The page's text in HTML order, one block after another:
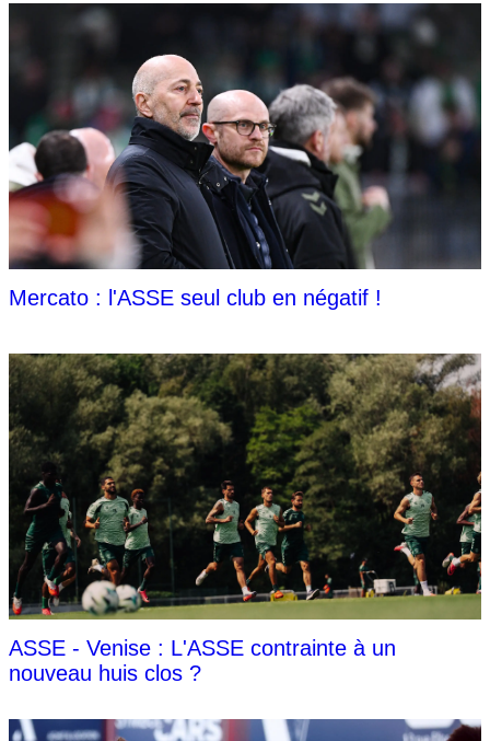
Mercato : l'ASSE seul club en négatif !
ASSE - Venise : L'ASSE contrainte à un
nouveau huis clos ?